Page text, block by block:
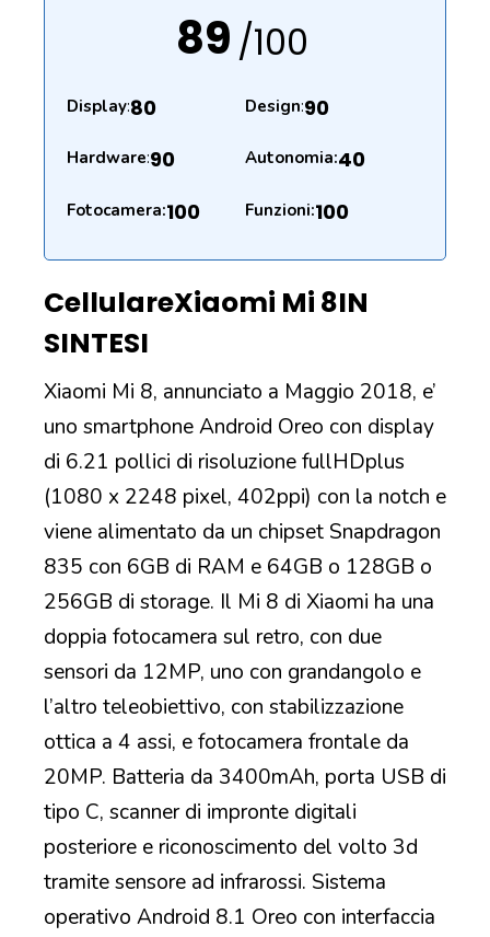
89 /100
Display:80 Design:90
Hardware:90 Autonomia:40
Fotocamera:100 Funzioni:100
CellulareXiaomi Mi 8IN
SINTESI
Xiaomi Mi 8, annunciato a Maggio 2018, e’
uno smartphone Android Oreo con display
di 6.21 pollici di risoluzione fullHDplus
(1080 x 2248 pixel, 402ppi) con la notch e
viene alimentato da un chipset Snapdragon
835 con 6GB di RAM e 64GB o 128GB o
256GB di storage. Il Mi 8 di Xiaomi ha una
doppia fotocamera sul retro, con due
sensori da 12MP, uno con grandangolo e
l’altro teleobiettivo, con stabilizzazione
ottica a 4 assi, e fotocamera frontale da
20MP. Batteria da 3400mAh, porta USB di
tipo C, scanner di impronte digitali
posteriore e riconoscimento del volto 3d
tramite sensore ad infrarossi. Sistema
operativo Android 8.1 Oreo con interfaccia